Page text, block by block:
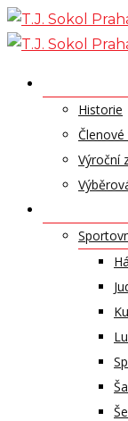
Skip
to
Historie
Výroční